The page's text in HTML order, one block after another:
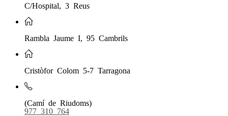
C/Hospital, 3 Reus
Rambla Jaume I, 95 Cambrils
Cristòfor Colom 5-7 Tarragona
(Camí de Riudoms)
977 310 764